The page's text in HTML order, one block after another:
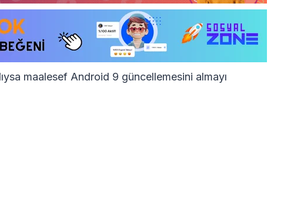
maalesef Android 9 güncellemesini almayı